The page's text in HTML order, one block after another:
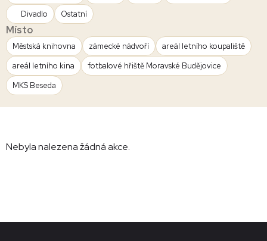
Divadlo
Ostatní
Místo
Městská knihovna zámecké nádvoří
areál letního koupaliště
areál letního kina
fotbalové hřiště Moravské Budějovice
MKS Beseda
Nebyla nalezena žádná akce.